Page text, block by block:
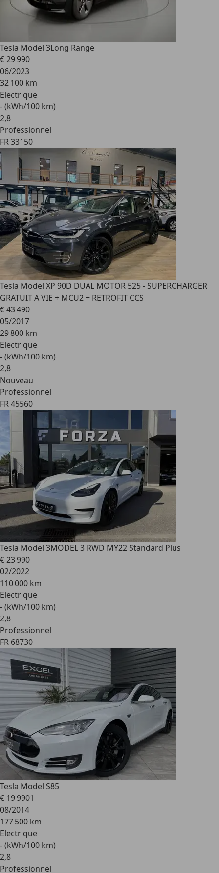
Tesla Model 3Long Range
€ 29 990
06/2023
32 100 km
Electrique
- (kWh/100 km)
2,8
Professionnel
FR 33150
Tesla Model XP 90D DUAL MOTOR 525 - SUPERCHARGER
GRATUIT A VIE + MCU2 + RETROFIT CCS
€ 43 490
05/2017
29 800 km
Electrique
- (kWh/100 km)
2,8
Nouveau
Professionnel
FR 45560
Tesla Model 3MODEL 3 RWD MY22 Standard Plus
€ 23 990
02/2022
110 000 km
Electrique
- (kWh/100 km)
2,8
Professionnel
FR 68730
Tesla Model S85
€ 19 9901
08/2014
177 500 km
Electrique
- (kWh/100 km)
2,8
Professionnel